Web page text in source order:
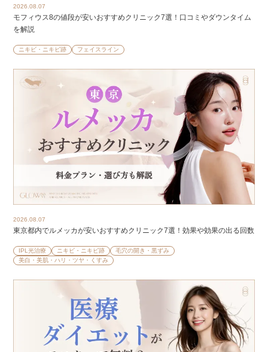
2026.08.07
モフィウス8の値段が安いおすすめクリニック7選！口コミやダウンタイム
を解説
ニキビ・ニキビ跡 フェイスライン
2026.08.07
東京都内でルメッカが安いおすすめクリニック7選！効果や効果の出る回数
IPL光治療 ニキビ・ニキビ跡
毛穴の開き・黒ずみ
美白・美肌・ハリ・ツヤ・くすみ